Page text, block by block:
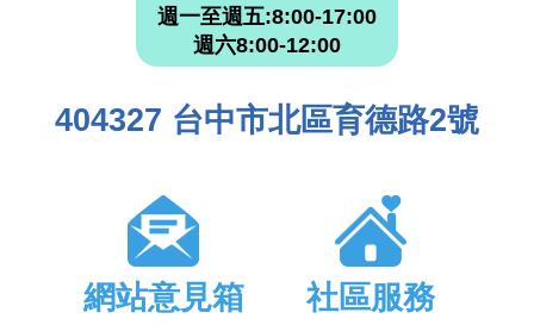
週一至週五:8:00-17:00
週六8:00-12:00
404327 台中市北區育德路2號
網站意見箱 社區服務